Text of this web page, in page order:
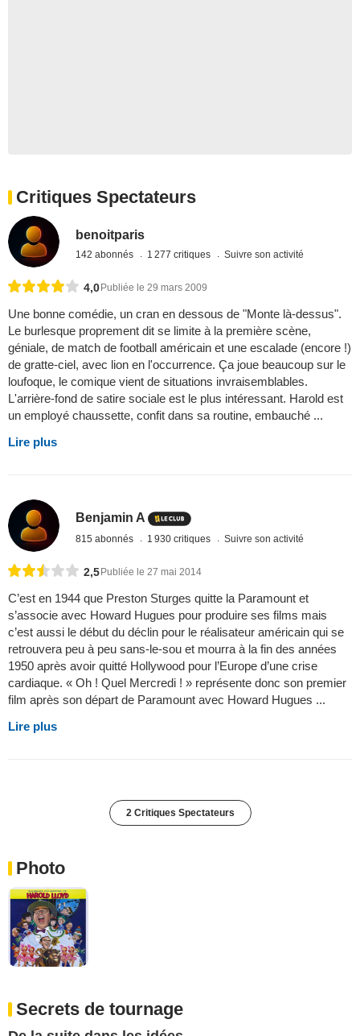
Critiques Spectateurs
benoitparis
142 abonnés 1 277 critiques Suivre son activité
4,0 Publiée le 29 mars 2009
Une bonne comédie, un cran en dessous de "Monte là-dessus".
Le burlesque proprement dit se limite à la première scène,
géniale, de match de football américain et une escalade (encore !)
de gratte-ciel, avec lion en l'occurrence. Ça joue beaucoup sur le
loufoque, le comique vient de situations invraisemblables.
L'arrière-fond de satire sociale est le plus intéressant. Harold est
un employé chaussette, confit dans sa routine, embauché ...
Lire plus
Benjamin A
815 abonnés 1 930 critiques Suivre son activité
2,5Publiée le 27 mai 2014
C’est en 1944 que Preston Sturges quitte la Paramount et
s’associe avec Howard Hugues pour produire ses films mais
c’est aussi le début du déclin pour le réalisateur américain qui se
retrouvera peu à peu sans-le-sou et mourra à la fin des années
1950 après avoir quitté Hollywood pour l’Europe d’une crise
cardiaque. « Oh ! Quel Mercredi ! » représente donc son premier
film après son départ de Paramount avec Howard Hugues ...
Lire plus
2 Critiques Spectateurs
Photo
Secrets de tournage